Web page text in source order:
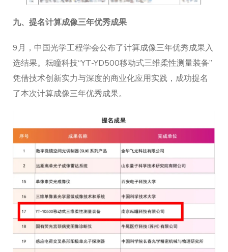
九、 提名计算成像三年优秀成果
9月，中国光学工程学会公布了计算成像三年优秀成果入
选结果。耘瞳科技“YT-YD500移动式三维柔性测量装备”
凭借技术创新实力与深度的商业化应用实践，成功提名
了本次计算成像三年优秀成果。